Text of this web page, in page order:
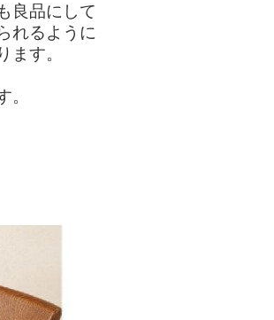
良品にして
れるように
ます。
。